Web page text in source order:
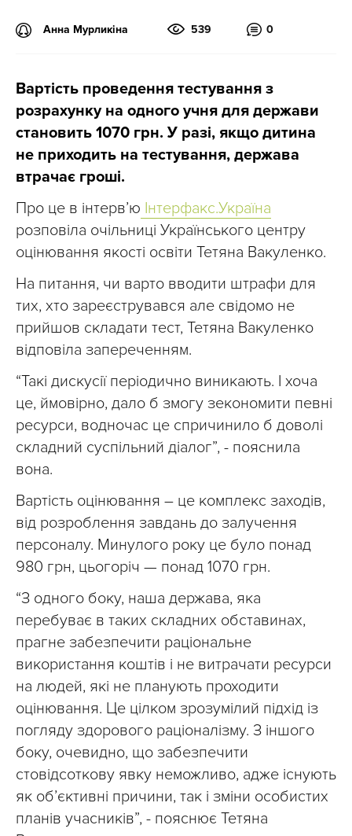
Анна Мурликіна 539 0
Вартість проведення тестування з
розрахунку на одного учня для держави
становить 1070 грн. У разі, якщо дитина
не приходить на тестування, держава
втрачає гроші.
Про це в інтерв’ю Інтерфакс.Україна
розповіла очільниці Українського центру
оцінювання якості освіти Тетяна Вакуленко.
На питання, чи варто вводити штрафи для
тих, хто зареєструвався але свідомо не
прийшов складати тест, Тетяна Вакуленко
відповіла запереченням.
“Такі дискусії періодично виникають. І хоча
це, ймовірно, дало б змогу зекономити певні
ресурси, водночас це спричинило б доволі
складний суспільний діалог”, - пояснила
вона.
Вартість оцінювання – це комплекс заходів,
від розроблення завдань до залучення
персоналу. Минулого року це було понад
980 грн, цьогоріч — понад 1070 грн.
“З одного боку, наша держава, яка
перебуває в таких складних обставинах,
прагне забезпечити раціональне
використання коштів і не витрачати ресурси
на людей, які не планують проходити
оцінювання. Це цілком зрозумілий підхід із
погляду здорового раціоналізму. З іншого
боку, очевидно, що забезпечити
стовідсоткову явку неможливо, адже існують
як об’єктивні причини, так і зміни особистих
планів учасників”, - пояснює Тетяна